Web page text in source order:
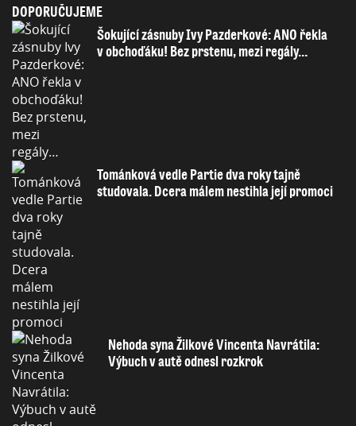
DOPORUČUJEME
Šokující zásnuby Ivy Pazderkové: ANO řekla
v obchoďáku! Bez prstenu, mezi regály…
Tománková vedle Partie dva roky tajně
studovala. Dcera málem nestihla její promoci
Nehoda syna Žilkové Vincenta Navrátila:
Výbuch v autě odnesl rozkrok